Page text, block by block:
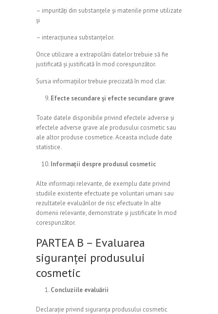
– impurităţi din substanţele şi materiile prime utilizate
şi
– interacțiunea substanțelor.
Orice utilizare a extrapolării datelor trebuie să fie
justificată și justificată în mod corespunzător.
Sursa informațiilor trebuie precizată în mod clar.
Efecte secundare și efecte secundare grave
Toate datele disponibile privind efectele adverse și
efectele adverse grave ale produsului cosmetic sau
ale altor produse cosmetice. Aceasta include date
statistice.
Informații despre produsul cosmetic
Alte informații relevante, de exemplu date privind
studiile existente efectuate pe voluntari umani sau
rezultatele evaluărilor de risc efectuate în alte
domenii relevante, demonstrate și justificate în mod
corespunzător.
PARTEA B – Evaluarea
siguranței produsului
cosmetic
Concluziile evaluării
Declarație privind siguranța produsului cosmetic